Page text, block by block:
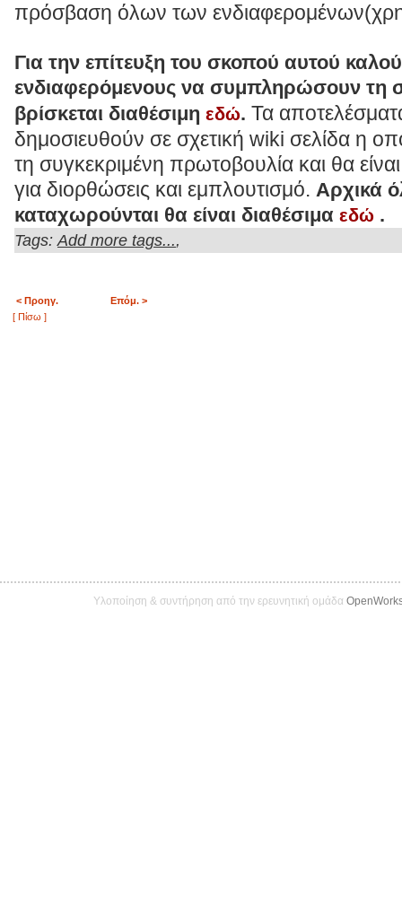
πρόσβαση όλων των
Για την επίτευξη του σκοπού αυτού
ενδιαφερόμενους να συμπληρώσουν τη
βρίσκεται διαθέσιμη εδώ. Τα
δημοσιευθούν σε σχετική wiki σελίδα η
τη συγκεκριμένη πρωτοβουλία και θα
για διορθώσεις και εμπλουτισμό. Αρχικά
καταχωρούνται θα είναι διαθέσιμα εδώ .
Tags: Add more tags...,
< Προηγ.
Επόμ. >
[ Πίσω ]
Υλοποίηση & συντήρηση από την ερευνητική ομάδα